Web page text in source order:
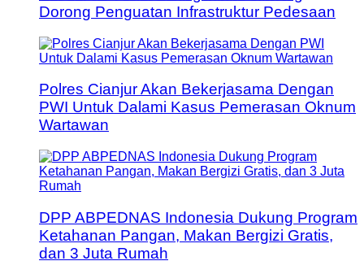
Dorong Penguatan Infrastruktur Pedesaan
Polres Cianjur Akan Bekerjasama Dengan
PWI Untuk Dalami Kasus Pemerasan Oknum
Wartawan
DPP ABPEDNAS Indonesia Dukung Program
Ketahanan Pangan, Makan Bergizi Gratis,
dan 3 Juta Rumah